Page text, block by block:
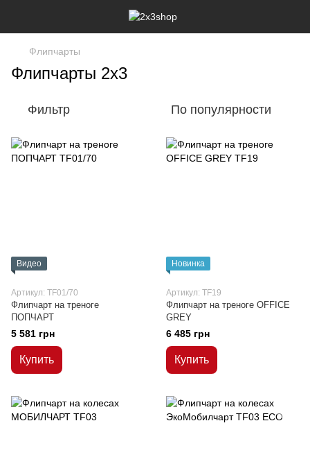
Флипчарты
Флипчарты 2х3
Фильтр По популярности
Видео
Артикул: TF01/70
Флипчарт на треноге
ПОПЧАРТ
5 581 грн
Купить
Новинка
Артикул: TF19
Флипчарт на треноге OFFICE
GREY
6 485 грн
Купить